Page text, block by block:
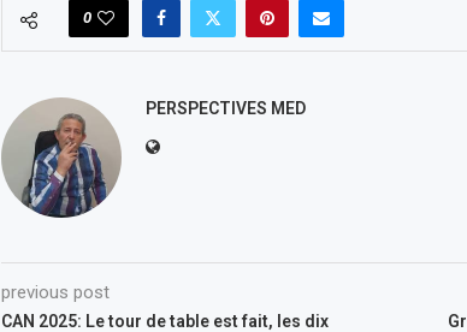
0
PERSPECTIVES MED
previous post
CAN 2025: Le tour de table est fait, les dix